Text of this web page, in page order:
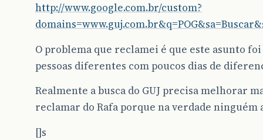
http://www.google.com.br/custom?
O problema que reclamei é que este asunto
pessoas diferentes com poucos dias de
Realmente a busca do GUJ precisa melhorar
reclamar do Rafa porque na verdade ninguém
[]s